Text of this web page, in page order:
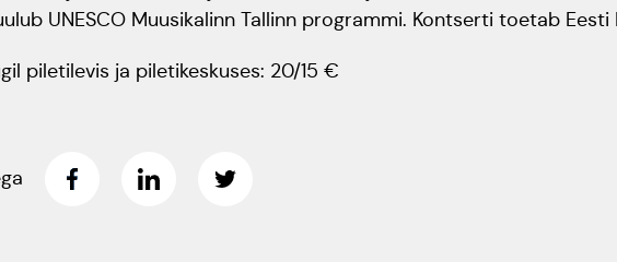
UNESCO Muusikalinn Tallinn programmi. Kontserti toetab Eesti
piletilevis ja piletikeskuses: 20/15 €